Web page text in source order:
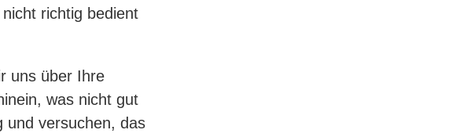
richtig bedient
uns über Ihre
was nicht gut
und versuchen, das